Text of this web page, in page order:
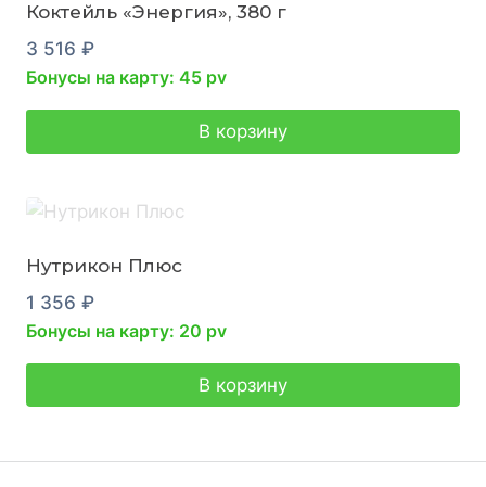
Коктейль «Энергия», 380 г
3 516 ₽
Бонусы на карту: 45 pv
В корзину
Нутрикон Плюс
1 356 ₽
Бонусы на карту: 20 pv
В корзину